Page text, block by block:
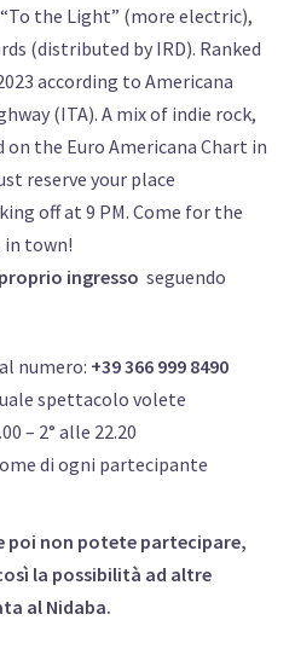
the Light” (more electric),
(distributed by IRD). Ranked
according to Americana
(ITA). A mix of indie rock,
the Euro Americana Chart in
reserve your place
off at 9 PM. Come for the
in town!
ingresso seguendo
numero: +39 366 999 8490
spettacolo volete
– 2° alle 22.20
di ogni partecipante
poi non potete partecipare,
la possibilità ad altre
al Nidaba.